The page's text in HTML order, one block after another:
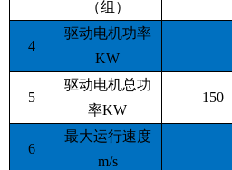
（组）
4
驱动电机功率
KW
5
驱动电机总功
率KW
150
6
最大运行速度
m/s